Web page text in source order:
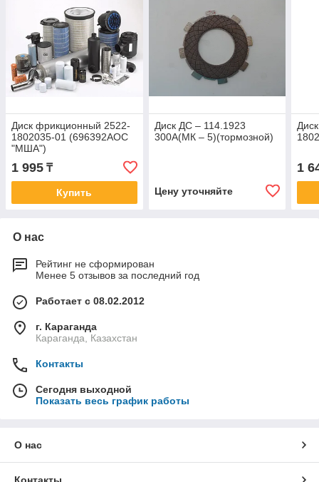
Диск фрикционный 2522-
1802035-01 (696392АОС
"МША")
1 995 ₸
Купить
Диск ДС – 114.1923
300А(МК – 5)(тормозной)
Цену уточняйте
1
О нас
Рейтинг не сформирован
Менее 5 отзывов за последний год
Работает с 08.02.2012
г. Караганда
Караганда, Казахстан
Контакты
Сегодня выходной
Показать весь график работы
О нас